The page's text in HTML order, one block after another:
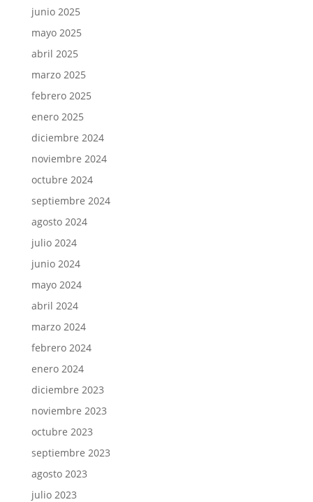
junio 2025
mayo 2025
abril 2025
marzo 2025
febrero 2025
enero 2025
diciembre 2024
noviembre 2024
octubre 2024
septiembre 2024
agosto 2024
julio 2024
junio 2024
mayo 2024
abril 2024
marzo 2024
febrero 2024
enero 2024
diciembre 2023
noviembre 2023
octubre 2023
septiembre 2023
agosto 2023
julio 2023